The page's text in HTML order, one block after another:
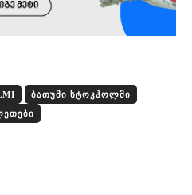
ᲑᲐᲗᲣᲛᲘ ᲡᲢᲝᲙᲰᲝᲚᲛᲘ